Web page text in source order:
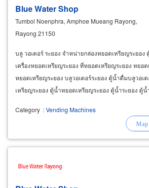
Blue Water Shop
Tumbol Noenphra, Amphoe Mueang Rayong,
Rayong 21150
บลู วอเตอร์ ระยอง จำหน่ายกล่องหยอดเหรียญระยอง
เครื่องหยอดเหรียญระยอง ที่หยอดเหรียญระยอง หยอ
หยอดเหรียญระยอง บลูวอเตอร์ระยอง ตู้น้ำดื่มบลูวอเ
เหรียญระยอง ตู้น้ำหยอดเหรียญระยอง ตู้น้ำระยอง ตู้
Category :Vending Machines